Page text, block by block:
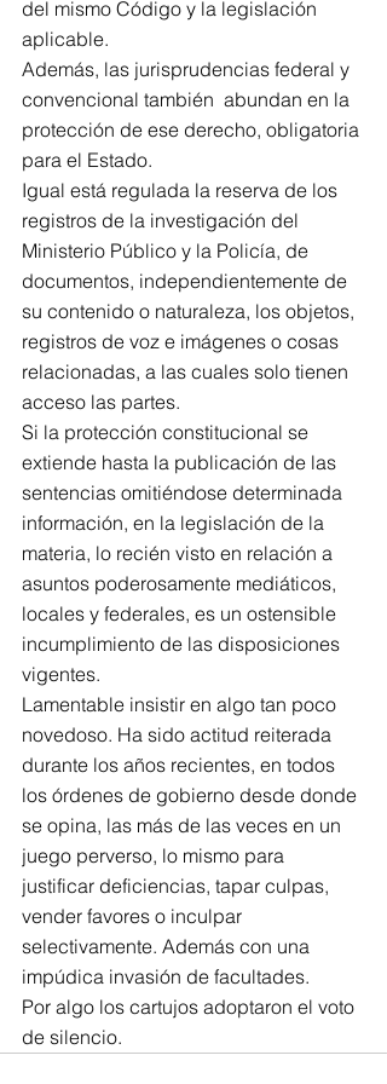
del mismo Código y la legislación
aplicable.
Además, las jurisprudencias federal y
convencional también  abundan en la
protección de ese derecho, obligatoria
para el Estado.
Igual está regulada la reserva de los
registros de la investigación del
Ministerio Público y la Policía, de
documentos, independientemente de
su contenido o naturaleza, los objetos,
registros de voz e imágenes o cosas
relacionadas, a las cuales solo tienen
acceso las partes.
Si la protección constitucional se
extiende hasta la publicación de las
sentencias omitiéndose determinada
información, en la legislación de la
materia, lo recién visto en relación a
asuntos poderosamente mediáticos,
locales y federales, es un ostensible
incumplimiento de las disposiciones
vigentes.
Lamentable insistir en algo tan poco
novedoso. Ha sido actitud reiterada
durante los años recientes, en todos
los órdenes de gobierno desde donde
se opina, las más de las veces en un
juego perverso, lo mismo para
justificar deficiencias, tapar culpas,
vender favores o inculpar
selectivamente. Además con una
impúdica invasión de facultades.
Por algo los cartujos adoptaron el voto
de silencio.